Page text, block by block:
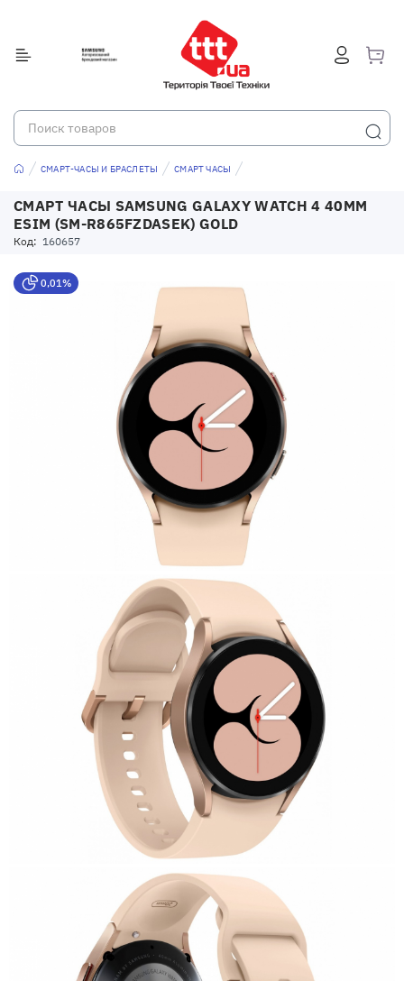
СМАРТ-ЧАСЫ И БРАСЛЕТЫ СМАРТ ЧАСЫ
СМАРТ ЧАСЫ SAMSUNG GALAXY WATCH 4 40MM
ESIM (SM-R865FZDASEK) GOLD
Код: 160657
0,01%